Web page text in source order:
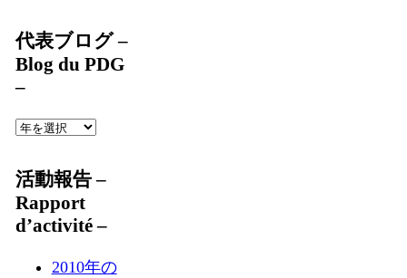
代表ブログ –
Blog du PDG
–
活動報告 –
Rapport
d’activité –
2010年の